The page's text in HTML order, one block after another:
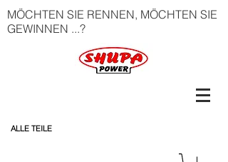
MÖCHTEN SIE RENNEN, MÖCHTEN SIE
GEWINNEN ...?
ALLE TEILE